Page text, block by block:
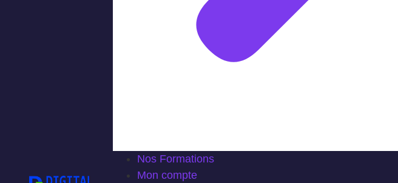
Nos Formations
Mon compte